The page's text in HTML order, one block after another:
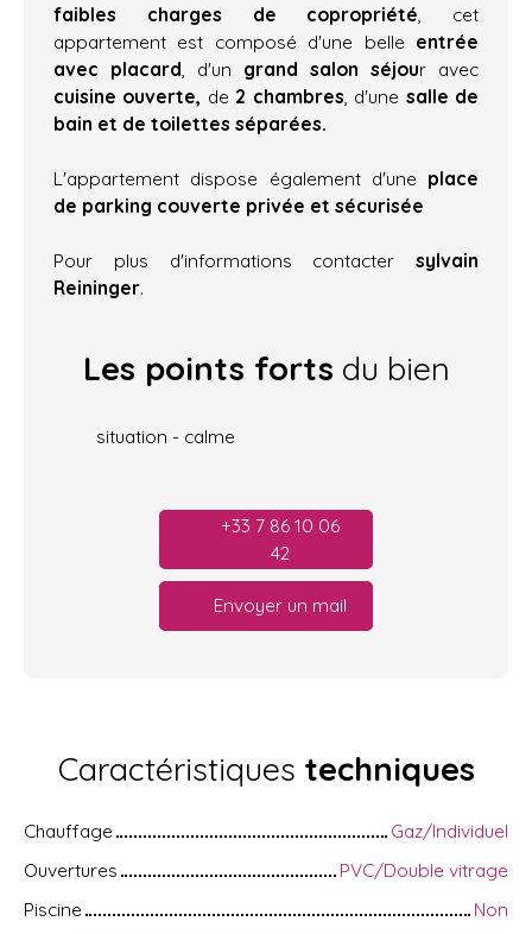
faibles charges de copropriété , cet
appartement est composé d'une belle entrée
avec placard , d'un grand salon séjour avec
cuisine ouverte, de 2 chambres , d'une salle de
bain et de toilettes séparées.
L'appartement dispose également d'une place
de parking couverte privée et sécurisée
Pour plus d'informations contacter sylvain
Reininger.
Les points forts du bien
situation - calme
+33 7 86 10 06
42
Envoyer un mail
Caractéristiques techniques
Chauffage
Gaz/Individuel
Ouvertures
PVC/Double vitrage
Piscine
Non